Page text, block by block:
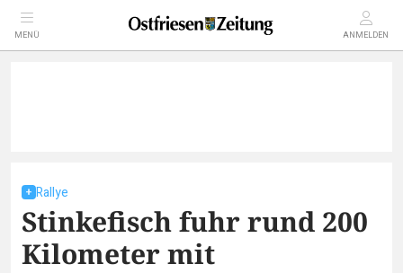
MENÜ ANMELDEN
Rallye
Stinkefisch fuhr rund 200
Kilometer mit